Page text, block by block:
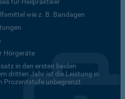
wie z. B. Bandagen
Hörgeräte
in den ersten beiden
dritten Jahr ist die Leistung in
Prozentstufe unbegrenzt